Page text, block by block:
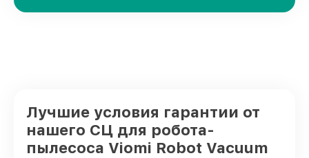
Лучшие условия гарантии от
нашего СЦ для робота-
пылесоса Viomi Robot Vacuum